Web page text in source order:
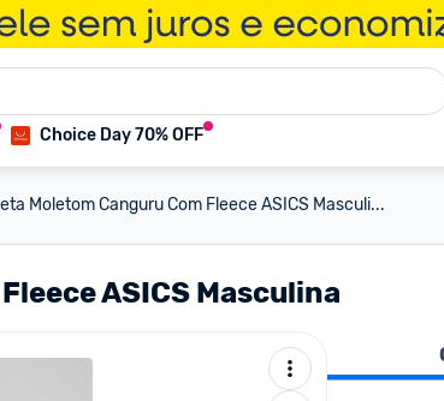
Choice Day 70% OFF
Moletom Canguru Com Fleece ASICS Masculi...
ASICS Masculina